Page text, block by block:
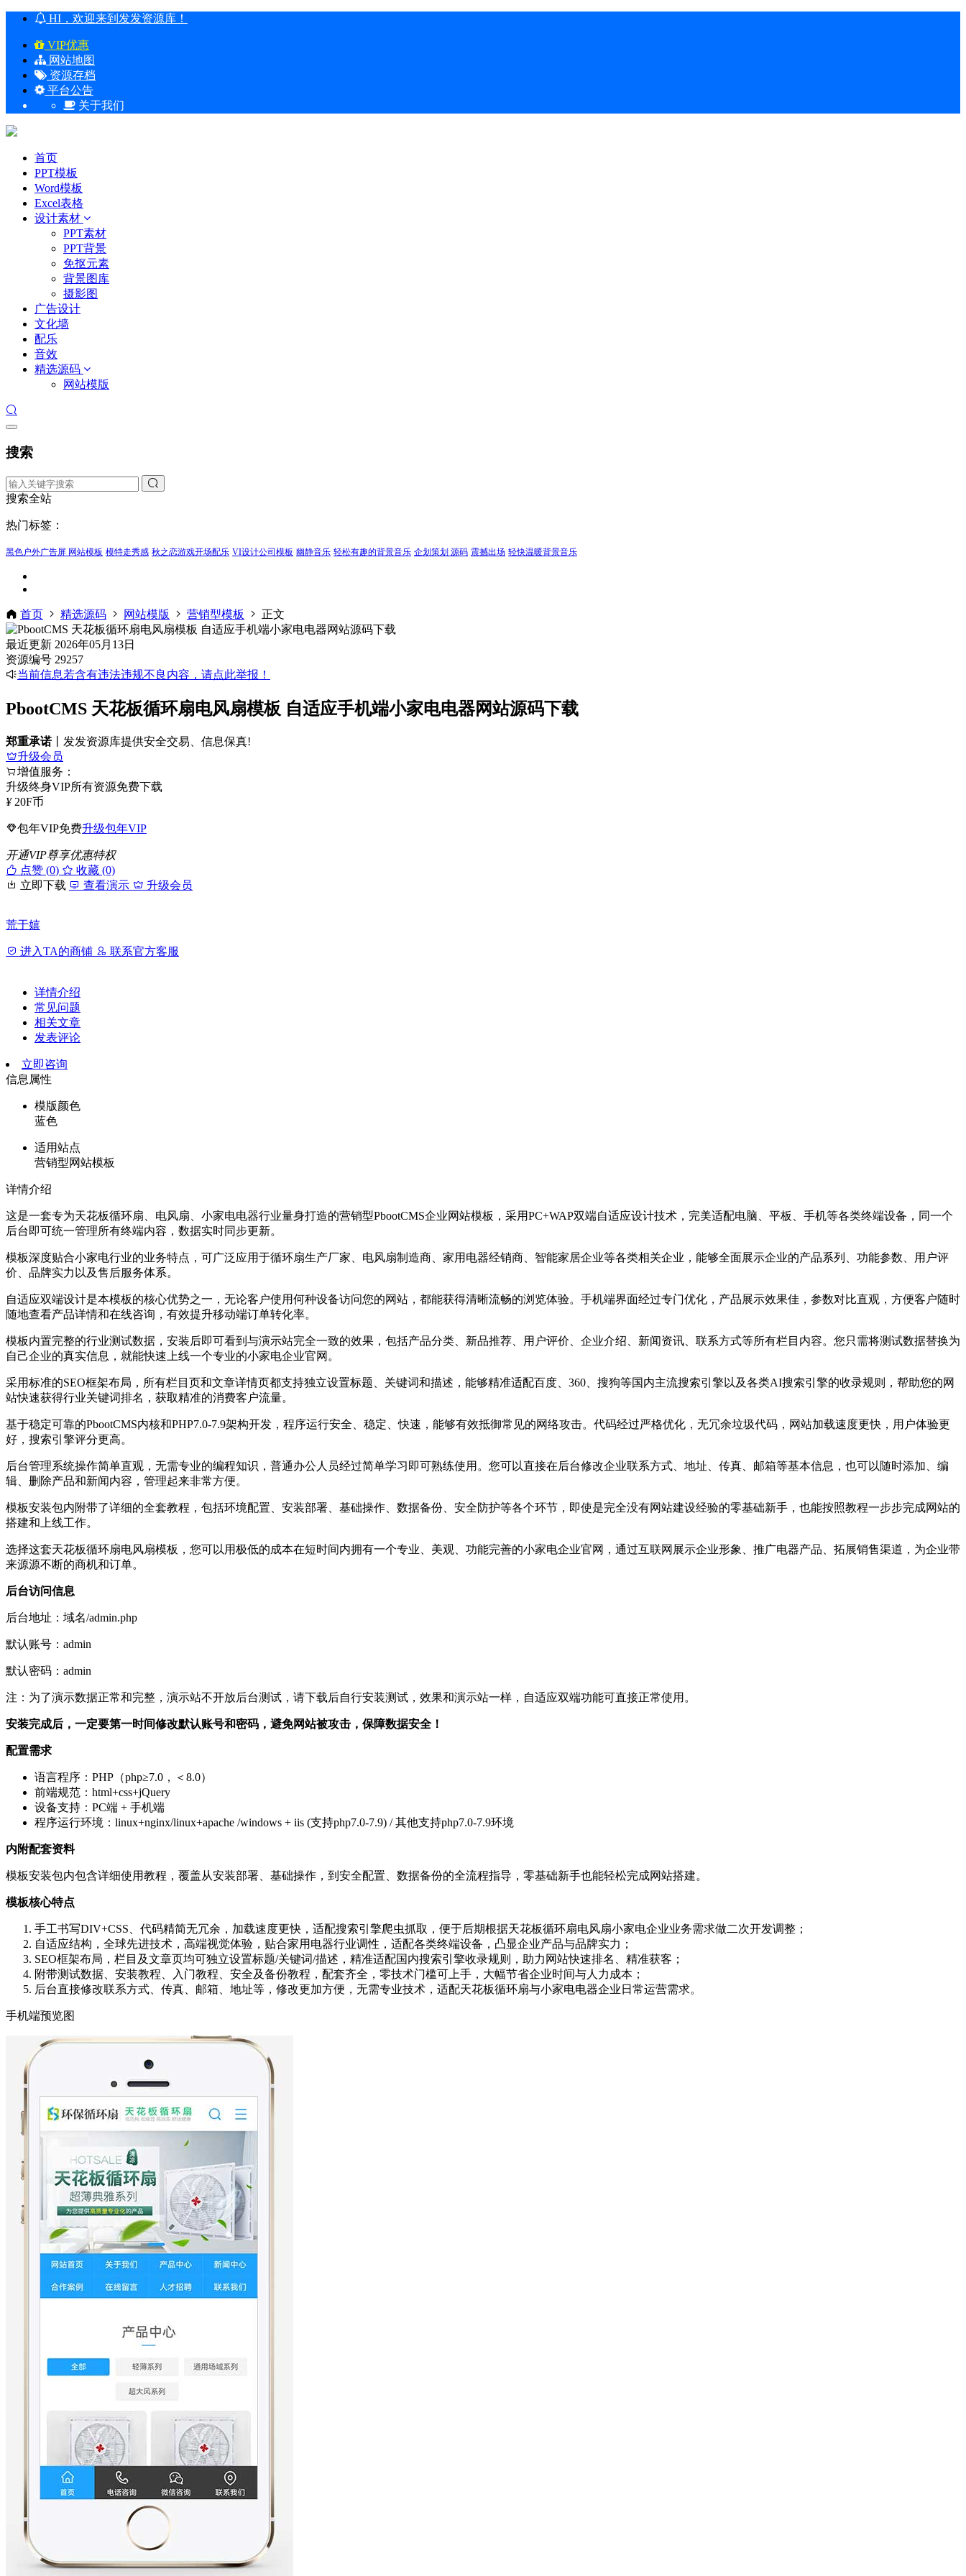
HI，欢迎来到发发资源库！
VIP优惠
网站地图
资源存档
平台公告
关于我们
首页
PPT模板
Word模板
Excel表格
设计素材
PPT素材
PPT背景
免抠元素
背景图库
摄影图
广告设计
文化墙
配乐
音效
精选源码
网站模版
搜索
搜索全站
热门标签：
黑色户外广告屏 网站模板 模特走秀感 秋之恋游戏开场配乐 VI设计公司模板 幽静音乐 轻松有趣的背景音乐 企划策划 源码 震撼出场 轻快温暖背景音乐
首页 精选源码 网站模版 营销型模板 正文
最近更新 2026年05月13日
资源编号 29257
当前信息若含有违法违规不良内容，请点此举报！
PbootCMS 天花板循环扇电风扇模板 自适应手机端小家电电器网站源码下载
郑重承诺丨发发资源库提供安全交易、信息保真!
升级会员
增值服务：
升级终身VIP所有资源免费下载
¥ 20F币
包年VIP免费升级包年VIP
开通VIP尊享优惠特权
点赞 (0)
收藏 (0)
立即下载
查看演示 升级会员
荒于嬉
进入TA的商铺 联系官方客服
详情介绍
常见问题
相关文章
发表评论
立即咨询
信息属性
模版颜色
蓝色
适用站点
营销型网站模板
详情介绍
这是一套专为天花板循环扇、电风扇、小家电电器行业量身打造的营销型PbootCMS企业网站模板，采用PC+WAP双端自适应设计技术，完美适配电脑、平板、手机等各类终端设备，同一个
后台即可统一管理所有终端内容，数据实时同步更新。
模板深度贴合小家电行业的业务特点，可广泛应用于循环扇生产厂家、电风扇制造商、家用电器经销商、智能家居企业等各类相关企业，能够全面展示企业的产品系列、功能参数、用户评
价、品牌实力以及售后服务体系。
自适应双端设计是本模板的核心优势之一，无论客户使用何种设备访问您的网站，都能获得清晰流畅的浏览体验。手机端界面经过专门优化，产品展示效果佳，参数对比直观，方便客户随时
随地查看产品详情和在线咨询，有效提升移动端订单转化率。
模板内置完整的行业测试数据，安装后即可看到与演示站完全一致的效果，包括产品分类、新品推荐、用户评价、企业介绍、新闻资讯、联系方式等所有栏目内容。您只需将测试数据替换为
自己企业的真实信息，就能快速上线一个专业的小家电企业官网。
采用标准的SEO框架布局，所有栏目页和文章详情页都支持独立设置标题、关键词和描述，能够精准适配百度、360、搜狗等国内主流搜索引擎以及各类AI搜索引擎的收录规则，帮助您的网
站快速获得行业关键词排名，获取精准的消费客户流量。
基于稳定可靠的PbootCMS内核和PHP7.0-7.9架构开发，程序运行安全、稳定、快速，能够有效抵御常见的网络攻击。代码经过严格优化，无冗余垃圾代码，网站加载速度更快，用户体验更
好，搜索引擎评分更高。
后台管理系统操作简单直观，无需专业的编程知识，普通办公人员经过简单学习即可熟练使用。您可以直接在后台修改企业联系方式、地址、传真、邮箱等基本信息，也可以随时添加、编
辑、删除产品和新闻内容，管理起来非常方便。
模板安装包内附带了详细的全套教程，包括环境配置、安装部署、基础操作、数据备份、安全防护等各个环节，即使是完全没有网站建设经验的零基础新手，也能按照教程一步步完成网站的
搭建和上线工作。
选择这套天花板循环扇电风扇模板，您可以用极低的成本在短时间内拥有一个专业、美观、功能完善的小家电企业官网，通过互联网展示企业形象、推广电器产品、拓展销售渠道，为企业带
来源源不断的商机和订单。
后台访问信息
后台地址：域名/admin.php
默认账号：admin
默认密码：admin
注：为了演示数据正常和完整，演示站不开放后台测试，请下载后自行安装测试，效果和演示站一样，自适应双端功能可直接正常使用。
安装完成后，一定要第一时间修改默认账号和密码，避免网站被攻击，保障数据安全！
配置需求
语言程序：PHP（php≥7.0，＜8.0）
前端规范：html+css+jQuery
设备支持：PC端 + 手机端
程序运行环境：linux+nginx/linux+apache /windows + iis (支持php7.0-7.9) / 其他支持php7.0-7.9环境
内附配套资料
模板安装包内包含详细使用教程，覆盖从安装部署、基础操作，到安全配置、数据备份的全流程指导，零基础新手也能轻松完成网站搭建。
模板核心特点
手工书写DIV+CSS、代码精简无冗余，加载速度更快，适配搜索引擎爬虫抓取，便于后期根据天花板循环扇电风扇小家电企业业务需求做二次开发调整；
自适应结构，全球先进技术，高端视觉体验，贴合家用电器行业调性，适配各类终端设备，凸显企业产品与品牌实力；
SEO框架布局，栏目及文章页均可独立设置标题/关键词/描述，精准适配国内搜索引擎收录规则，助力网站快速排名、精准获客；
附带测试数据、安装教程、入门教程、安全及备份教程，配套齐全，零技术门槛可上手，大幅节省企业时间与人力成本；
后台直接修改联系方式、传真、邮箱、地址等，修改更加方便，无需专业技术，适配天花板循环扇与小家电电器企业日常运营需求。
手机端预览图